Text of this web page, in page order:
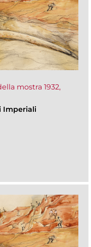
mostra 1932,
Imperiali